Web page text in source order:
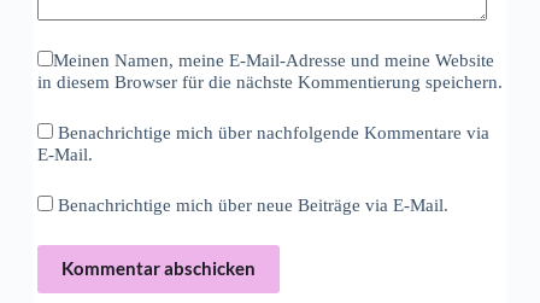
Meinen Namen, meine E-Mail-Adresse und meine Website
in diesem Browser für die nächste Kommentierung speichern.
Benachrichtige mich über nachfolgende Kommentare via
E-Mail.
Benachrichtige mich über neue Beiträge via E-Mail.
Kommentar abschicken